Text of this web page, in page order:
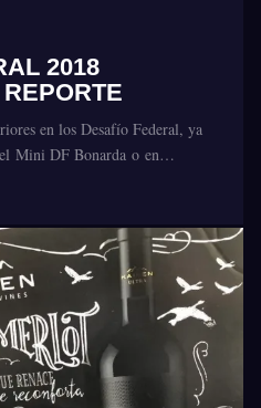
2018
en los Desafío Federal, ya
el Mini DF Bonarda o en…